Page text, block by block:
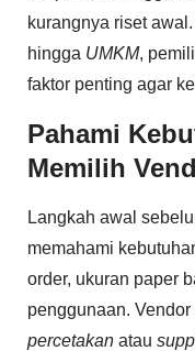
kurangnya riset
hingga UMKM,
faktor penting agar
Pahami
Memilih
Langkah awal
memahami
order, ukuran paper
penggunaan.
percetakan atau